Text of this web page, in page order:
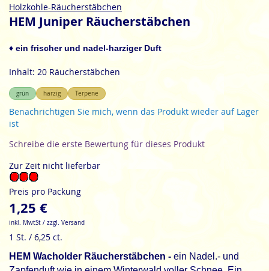
Zum
Anfang
Bildgalerie
springen
Holzkohle-Räucherstäbchen
HEM Juniper Räucherstäbchen
♦ ein frischer und nadel-harziger Duft
Inhalt: 20 Räucherstäbchen
grün harzig Terpene
Benachrichtigen Sie mich, wenn das Produkt wieder auf Lager
ist
Schreibe die erste Bewertung für dieses Produkt
Zur Zeit nicht lieferbar
Preis pro Packung
1,25 €
inkl. MwtSt / zzgl. Versand
1 St. / 6,25 ct.
HEM Wacholder Räucherstäbchen - ein Nadel.- und